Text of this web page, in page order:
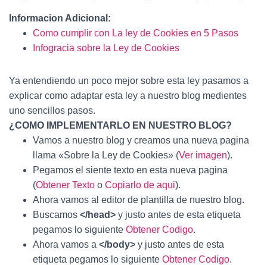
Informacion Adicional:
Como cumplir con La ley de Cookies en 5 Pasos
Infogracia sobre la Ley de Cookies
Ya entendiendo un poco mejor sobre esta ley pasamos a
explicar como adaptar esta ley a nuestro blog medientes
uno sencillos pasos.
¿COMO IMPLEMENTARLO EN NUESTRO BLOG?
Vamos a nuestro blog y creamos una nueva pagina
llama «Sobre la Ley de Cookies» (Ver imagen).
Pegamos el siente texto en esta nueva pagina
(Obtener Texto o Copiarlo de aqui).
Ahora vamos al editor de plantilla de nuestro blog.
Buscamos </head> y justo antes de esta etiqueta
pegamos lo siguiente Obtener Codigo.
Ahora vamos a </body> y justo antes de esta
etiqueta pegamos lo siguiente Obtener Codigo.